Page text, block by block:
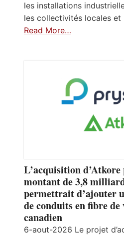
les installations
les collectivités locales
Read More…
L’acquisition
montant de 3,8
permettrait d’ajouter
de conduits en fibre de
canadien
6-aout-2026 Le projet